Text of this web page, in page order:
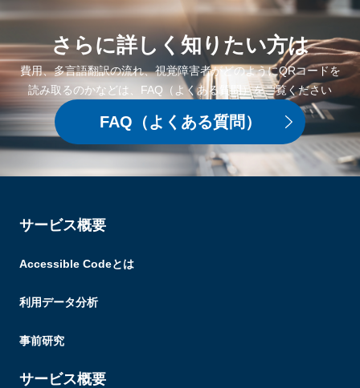
さらに詳しく知りたい方は
費用、多言語翻訳の流れ、視覚障害者がどのようにQRコードを
読み取るのかなどは、FAQ（よくある質問）をご覧ください
FAQ （よくある質問）
サービス概要
Accessible Codeとは
利用データ分析
事前研究
サービス概要